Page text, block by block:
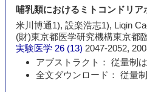
哺乳類におけるミトコンドリア
米川博通1), 設楽浩志1), Liqin
(財)東京都医学研究機構東京都
実験医学 26 (13) 2047-2052,
アブストラクト： 従量制
全文ダウンロード： 従量